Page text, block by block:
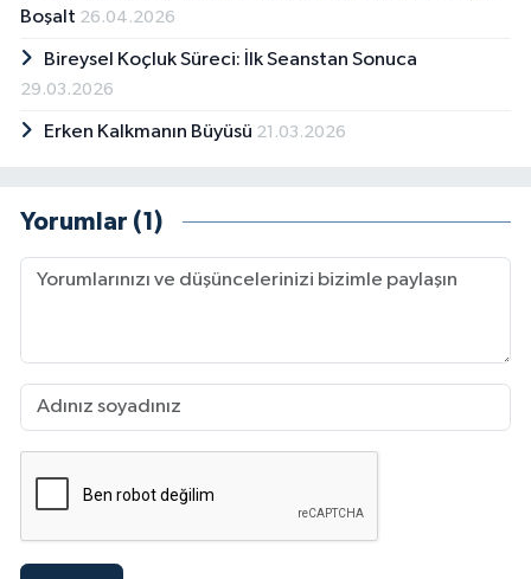
Boşalt 26.04.2026
Bireysel Koçluk Süreci: İlk Seanstan Sonuca
29.03.2026
Erken Kalkmanın Büyüsü 21.03.2026
Yorumlar (1)